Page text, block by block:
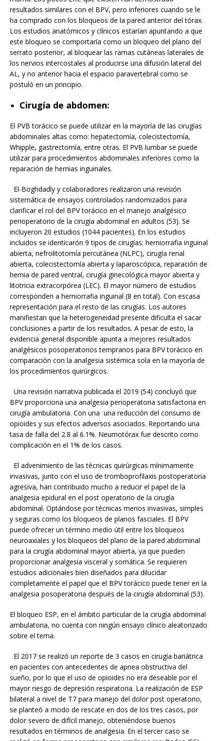
resultados similares con el BPV, pero inferiores cuando se le
ha comprado con los bloqueos de la pared anterior del tórax.
Los estudios anatómicos y clínicos estarían apuntando a que
este bloqueo se comportaría como un bloqueo del plano del
serrato posterior, al bloquear las ramas cutáneas laterales de
los nervios intercostales al producirse una difusión lateral del
AL, y no anterior hacia el espacio paravertebral como se
postuló en un principio.
Cirugía de abdomen:
El PVB torácico se puede utilizar en la mayoría de las cirugías
abdominales altas como: hepatectomía, colecistectomía,
Whipple, gastrectomía, entre otras. El PVB lumbar se puede
utilizar para procedimientos abdominales inferiores como la
reparación de hernias inguinales.
El-Boghdadly y colaboradores realizaron una revisión
sistemática de ensayos controlados randomizados para
clarificar el rol del BPV torácico en el manejo analgésico
perioperatorio de la cirugía abdominal en adultos (53). Se
incluyeron 20 estudios (1044 pacientes). En los estudios
incluidos se identicarón 9 tipos de cirugías: herniorrafia inguinal
abierta, nefrolitotomía percutánea (NLPC), cirugía renal
abierta, colecistectomía abierta y laparoscópica, reparación de
hernia de pared ventral, cirugía ginecológica mayor abierta y
litotricia extracorpórea (LEC). El mayor número de estudios
corresponden a herniorrafia inguinal (8 en total). Con escasa
representación para el resto de las cirugías. Los autores
manifiestan que la heterogeneidad presente dificulta el sacar
conclusiones a partir de los resultados. A pesar de esto, la
evidencia general disponible apunta a mejores resultados
analgésicos posoperatorios tempranos para BPV torácico en
comparación con la analgesia sistémica sola en la mayoría de
los procedimientos quirúrgicos.
Una revisión narrativa publicada el 2019 (54) concluyó que
BPV proporciona una analgesia perioperatoria satisfactoria en
cirugía ambulatoria. Con una una reducción del consumo de
opioides y sus efectos adversos asociados. Reportando una
tasa de falla del 2.8 al 6.1%. Neumotórax fue descrito como
complicación en el 1% de los casos.
El advenimiento de las técnicas quirúrgicas mínimamente
invasivas, junto con el uso de tromboprofilaxis postoperatoria
agresiva, han contribuido mucho a reducir el papel de la
analgesia epidural en el post operatorio de la cirugía
abdominal. Optándose por técnicas menos invasivas, simples
y seguras como los bloqueos de planos fasciales. El BPV
puede ofrecer un término medio útil entre los bloqueos
neuroaxiales y los bloqueos del plano de la pared abdominal
para la cirugía abdominal mayor abierta, ya que pueden
proporcionar analgesia visceral y somática. Se requieren
estudios adicionales bien diseñados para dilucidar
completamente el papel que el BPV torácico puede tener en la
analgesia posoperatoria después de la cirugía abdominal (53).
El bloqueo ESP, en el ámbito particular de la cirugía abdominal
ambulatoria, no cuenta con ningún ensayo clínico aleatorizado
sobre el tema.
El 2017 se realizó un reporte de 3 casos en cirugía bariátrica
en pacientes con antecedentes de apnea obstructiva del
sueño, por lo que el uso de opioides no era deseable por el
mayor riesgo de depresión respiratoria. La realización de ESP
bilateral a nivel de T7 para manejo del dolor post operatorio,
se planteó a modo de rescate en dos de los tres casos, por
dolor severo de difícil manejo, obteniéndose buenos
resultados en términos de analgesia. En el tercer caso se